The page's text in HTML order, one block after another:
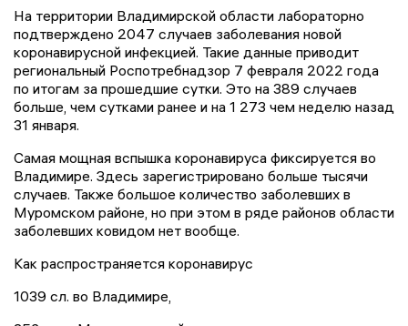
На территории Владимирской области лабораторно
подтверждено 2047 случаев заболевания новой
коронавирусной инфекцией. Такие данные приводит
региональный Роспотребнадзор 7 февраля 2022 года
по итогам за прошедшие сутки. Это на 389 случаев
больше, чем сутками ранее и на 1 273 чем неделю назад
31 января.
Самая мощная вспышка коронавируса фиксируется во
Владимире. Здесь зарегистрировано больше тысячи
случаев. Также большое количество заболевших в
Муромском районе, но при этом в ряде районов области
заболевших ковидом нет вообще.
Как распространяется коронавирус
1039 сл. во Владимире,